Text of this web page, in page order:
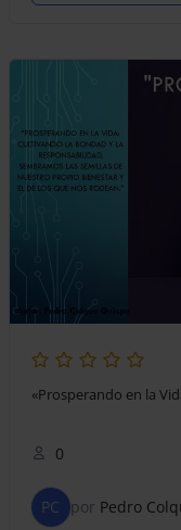
«Prosperando en la
0
PC por Pedro